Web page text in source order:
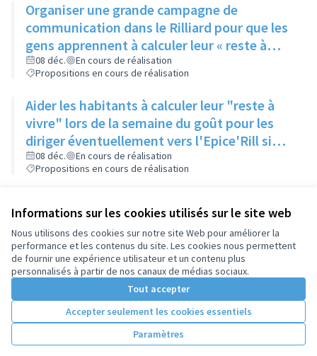
Informations sur les cookies utilisés sur le site web
Nous utilisons des cookies sur notre site Web pour améliorer la
performance et les contenus du site. Les cookies nous permettent
de fournir une expérience utilisateur et un contenu plus
personnalisés à partir de nos canaux de médias sociaux.
Tout accepter
Accepter seulement les cookies essentiels
Paramètres
Organiser une grande campagne de
communication dans le Rilliard pour que les
gens apprennent à calculer leur « reste à
vivre »
08 déc.
En cours de réalisation
Propositions en cours de réalisation
Aider les habitants à calculer leur "reste à
vivre" lors de la semaine du goût pour les
diriger éventuellement vers l'Epice'Rill si
besoin
08 déc.
En cours de réalisation
Propositions en cours de réalisation